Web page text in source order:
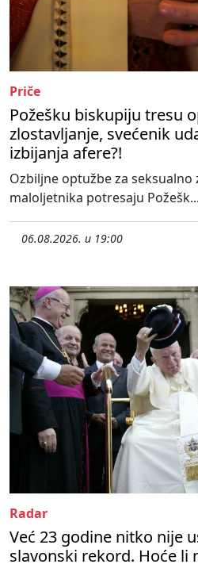
Priče
Požešku biskupiju tresu
zlostavljanje, svećenik
izbijanja afere?!
Ozbiljne optužbe za seksualno
maloljetnika potresaju Požešk...
06.08.2026. u 19:00
Radar
Već 23 godine nitko nije
slavonski rekord. Hoće li